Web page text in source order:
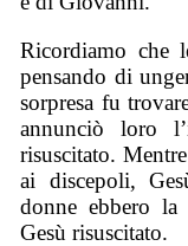
Ricordiamo che
pensando di
sorpresa fu
annunciò loro
risuscitato.
ai discepoli,
donne ebbero
Gesù risuscitato.